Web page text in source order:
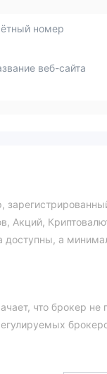
номер
веб-сайта
Акций,
а
что брокер